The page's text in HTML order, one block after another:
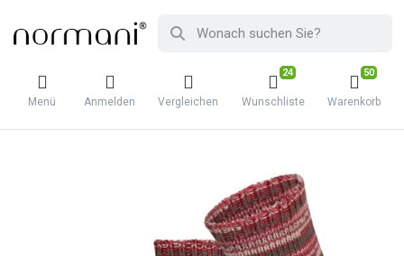
Menü Anmelden Vergleichen
24
Wunschliste
50
Warenkorb